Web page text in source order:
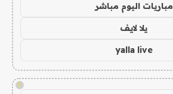
مباريات اليوم مباشر
يلا لايف
yalla live
!